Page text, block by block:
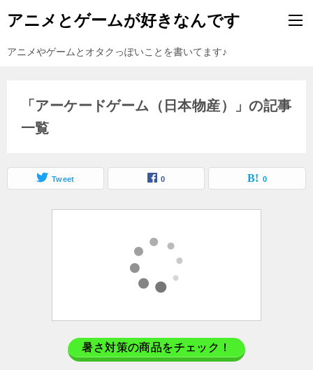
アニメとゲームが好きなんです
アニメやゲームとオタクっぽいことを書いてます♪
「アーケードゲーム（日本物産）」の記事
一覧
Tweet 0 0
暑さ対策の商品をチェック！